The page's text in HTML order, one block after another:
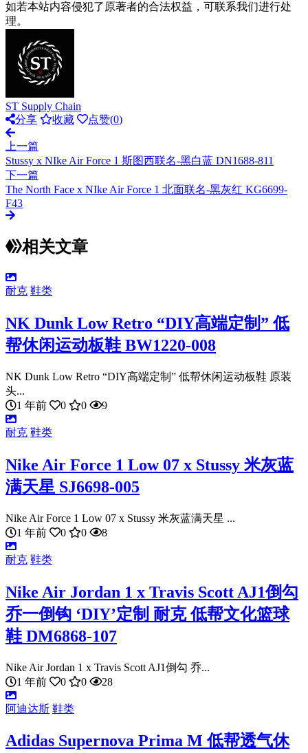
如若本站内容侵犯了原著者的合法权益，可联系我们进行处
理。
ST Supply Chain
分享
收藏 点赞(0)
上一篇
Stussy x NIke Air Force 1 斯图西联名-黑白蓝 DN1688-811
下一篇
The North Face x NIke Air Force 1 北面联名-黑灰红 KG6699-
F43
相关文章
耐克 鞋类
NK Dunk Low Retro “DIY高端定制” 低
帮休闲运动板鞋 BW1220-008
NK Dunk Low Retro “DIY高端定制” 低帮休闲运动板鞋 原装
头...
1 年前
0 0 9
耐克 鞋类
Nike Air Force 1 Low 07 x Stussy 米灰蓝
满天星 SJ6698-005
Nike Air Force 1 Low 07 x Stussy 米灰蓝满天星 ...
1 年前
0 0 8
耐克 鞋类
Nike Air Jordan 1 x Travis Scott AJ1倒勾
乔一倒钩 ‘DIY’定制 耐克 低帮文化篮球
鞋 DM6868-107
Nike Air Jordan 1 x Travis Scott AJ1倒勾 乔...
1 年前
0 0 28
阿迪达斯 鞋类
Adidas Supernova Prima M 低帮透气休